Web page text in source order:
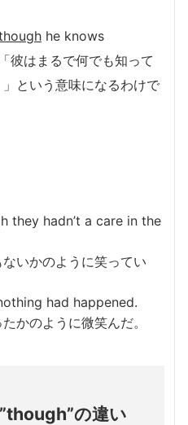
he knows
彼はまるで何でも知って
という意味になるわけで
they hadn’t a care in the
いかのように笑ってい
had happened.
かのように微笑んだ。
の違い